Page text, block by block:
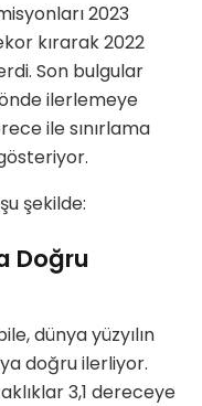
2023
kırarak 2022
Son bulgular
ilerlemeye
ile sınırlama
şekilde:
Doğru
dünya yüzyılın
doğru ilerliyor.
3,1 dereceye